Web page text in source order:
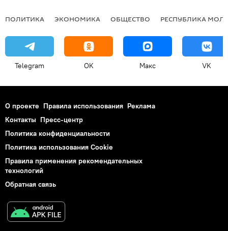
ПОЛИТИКА ЭКОНОМИКА ОБЩЕСТВО РЕСПУБЛИКА
Telegram OK Макс VK
О проекте Правила использования Реклама
Контакты Пресс-центр
Политика конфиденциальности
Политика использования Cookie
Правила применения рекомендательных
технологий
Обратная связь